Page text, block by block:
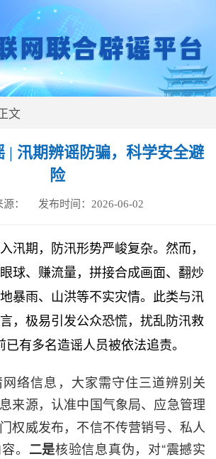
文
| 汛期辨谣防骗，科学安全避
险
： 发布时间： 2026-06-02
汛期，防汛形势严峻复杂。然而，
球、赚流量，拼接合成画面、翻炒
暴雨、山洪等不实灾情。此类与汛
，极易引发公众恐慌，扰乱防汛救
有多名造谣人员被依法追责。
络信息，大家需守住三道辨别关
来源，认准中国气象局、应急管理
权威发布，不信不传营销号、私人
。 二是核验信息真伪，对“震撼实